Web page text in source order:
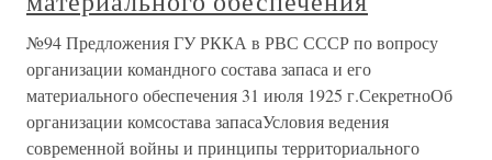
№94 Предложения ГУ РККА в РВС СССР по вопросу
организации командного состава запаса и его
материального обеспечения 31 июля 1925 г.СекретноОб
организации комсостава запасаУсловия ведения
современной войны и принципы территориального